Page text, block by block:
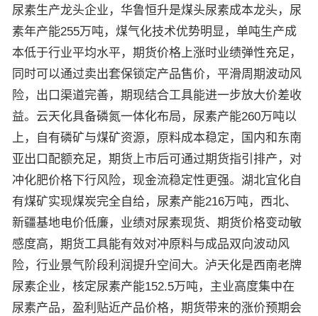
尿素生产龙头企业，华鲁恒升是煤头尿素成本龙头，尿
素年产能255万吨，煤气化技术优势明显，单吨生产成
本低于行业平均水平，期货价格上涨时业绩弹性充足，
同时可以通过卖出套保锁定产品售价，平滑周期波动风
险，出口渠道完善，期现结合工具能进一步放大价差收
益。云天化具备磷氮一体化布局，尿素产能260万吨以
上，自有磷矿与煤矿资源，原料成本稳定，国内和东南
亚出口配额充足，期货上市后可通过期货指引排产，对
冲化肥价格下行风险，现金流稳定性更强。湖北宜化自
有煤矿实现煤炭完全自给，尿素产能216万吨，西北、
新疆基地电价低廉，业绩对尿素现货、期货价格变动敏
感度高，期货工具能有效对冲原料与成品双向波动风
险，行业景气阶段利润提升空间大。泸天化是西南老牌
尿素企业，核定尿素产能152.5万吨，主业高度集中在
尿素产品，盈利贴近产品价格，期货带来的涨价预期会